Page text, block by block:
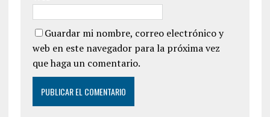
Guardar mi nombre, correo electrónico y
web en este navegador para la próxima vez
que haga un comentario.